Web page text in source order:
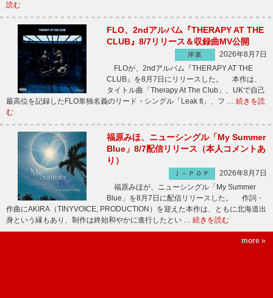
読む
FLO、2ndアルバム『THERAPY AT THE
CLUB』8/7リリース＆収録曲MV公開
洋楽
2026年8月7日
FLOが、2ndアルバム『THERAPY AT THE
CLUB』を8月7日にリリースした。 本作は、
タイトル曲「Therapy At The Club」、UKで自己
最高位を記録したFLO単独名義のリード・シングル「Leak It」、フ … 続きを読
む
福原みほ、ニューシングル「My Summer
Blue」8/7配信リリース（本人コメントあ
り）
Ｊ－ＰＯＰ
2026年8月7日
福原みほが、ニューシングル「My Summer
Blue」を8月7日に配信リリースした。 作詞・
作曲にAKIRA（TINYVOICE, PRODUCTION）を迎えた本作は、ともに北海道出
身という縁もあり、制作は終始和やかに進行したとい … 続きを読む
more »